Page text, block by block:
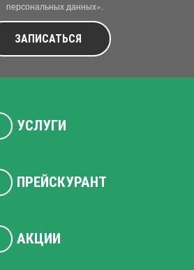
персональных данных».
ЗАПИСАТЬСЯ
УСЛУГИ
ПРЕЙСКУРАНТ
АКЦИИ